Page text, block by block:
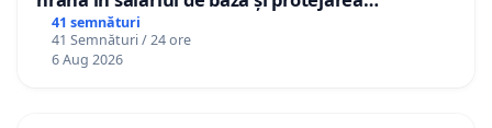
gradațiilor de vechime pentru asistenții
personali
41 semnături
41 Semnături / 24 ore
6 Aug 2026